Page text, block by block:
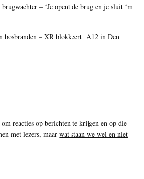
– ‘Je opent de brug en je sluit ‘m
bosbranden – XR blokkeert A12 in Den
reacties op berichten te krijgen en op die
met lezers, maarwat staan we wel en niet